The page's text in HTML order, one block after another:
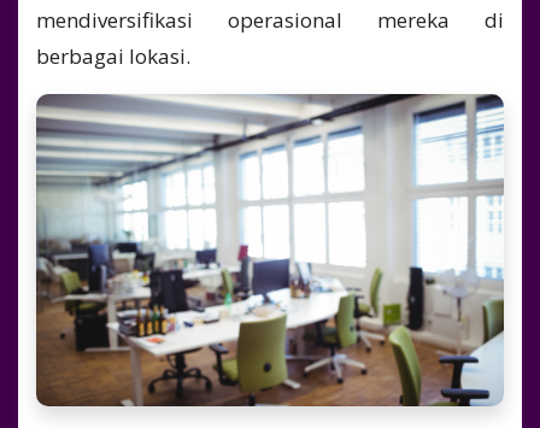
mendiversifikasi operasional mereka di
berbagai lokasi.